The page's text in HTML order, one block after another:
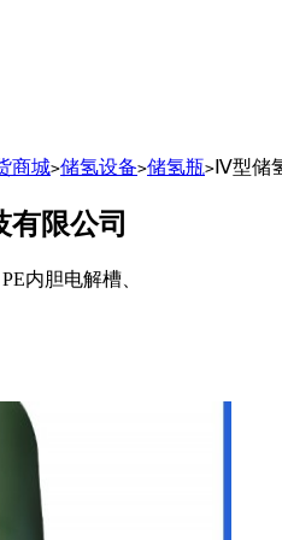
商城>储氢设备>储氢瓶> Ⅳ型储
限公司
内胆电解槽、